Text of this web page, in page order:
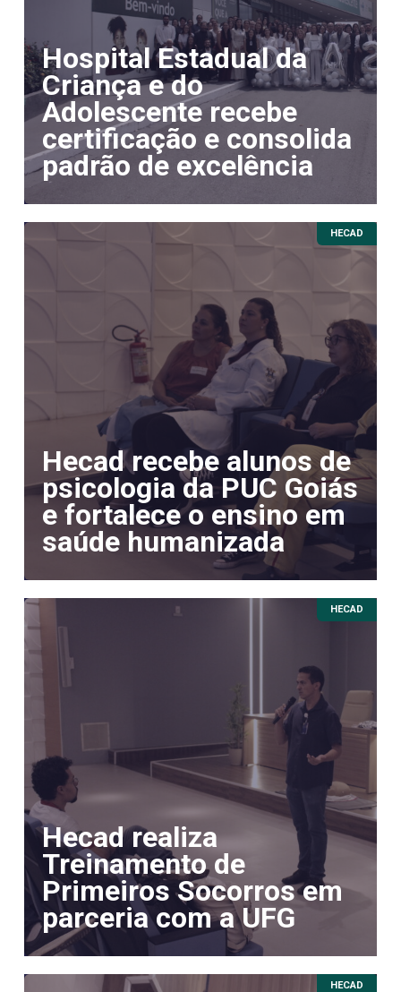
Hospital Estadual da
Criança e do
Adolescente recebe
certificação e consolida
padrão de excelência
HECAD
Hecad recebe alunos de
psicologia da PUC Goiás
e fortalece o ensino em
saúde humanizada
HECAD
Hecad realiza
Treinamento de
Primeiros Socorros em
parceria com a UFG
HECAD